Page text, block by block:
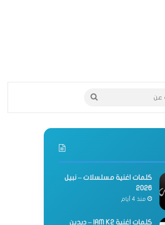
بحث
عن
كلمات اغنية مسلسلات – نبيل
2026
منذ 4 أيام
كلمات اغنية IAM K2 – ديدين